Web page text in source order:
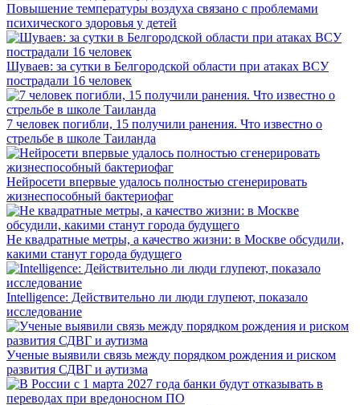
Повышение температуры воздуха связано с проблемами
психического здоровья у детей
Шуваев: за сутки в Белгородской области при атаках ВСУ
пострадали 16 человек
7 человек погибли, 15 получили ранения. Что известно о
стрельбе в школе Таиланда
Нейросети впервые удалось полностью сгенерировать
жизнеспособный бактериофаг
Не квадратные метры, а качество жизни: в Москве обсудили,
какими станут города будущего
Intelligence: Действительно ли люди глупеют, показало
исследование
Ученые выявили связь между порядком рождения и риском
развития СДВГ и аутизма